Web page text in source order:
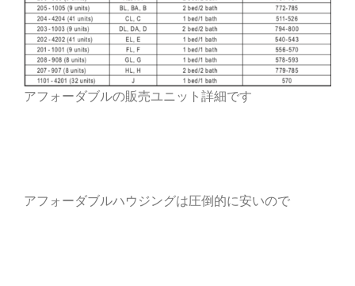
アフォーダブルの販売ユニット詳細です
アフォーダブルハウジングは圧倒的に安いので